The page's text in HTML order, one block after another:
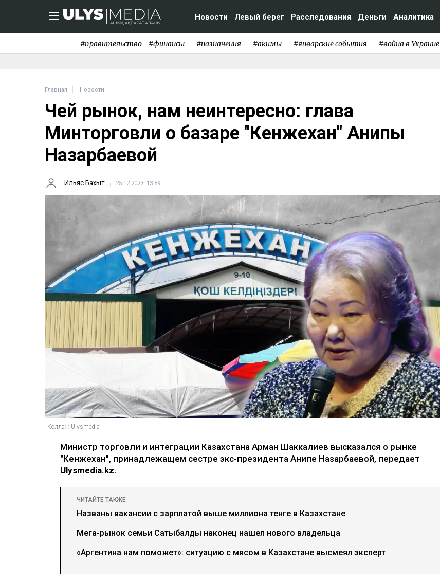
Новости Левый берег Расследования Деньги Аналитика
#правительство #финансы #назначения #акимы #январские события #война в Украине
Главная Новости
Чей рынок, нам неинтересно: глава
Минторговли о базаре "Кенжехан" Анипы
Назарбаевой
Ильяс Бахыт 25.12.2023, 13:59
Коллаж Ulysmedia
Министр торговли и интеграции Казахстана Арман Шаккалиев высказался о рынке
"Кенжехан", принадлежащем сестре экс-президента Анипе Назарбаевой, передает
Ulysmedia.kz.
ЧИТАЙТЕ ТАКЖЕ
Названы вакансии с зарплатой выше миллиона тенге в Казахстане
Мега-рынок семьи Сатыбалды наконец нашел нового владельца
«Аргентина нам поможет»: ситуацию с мясом в Казахстане высмеял эксперт